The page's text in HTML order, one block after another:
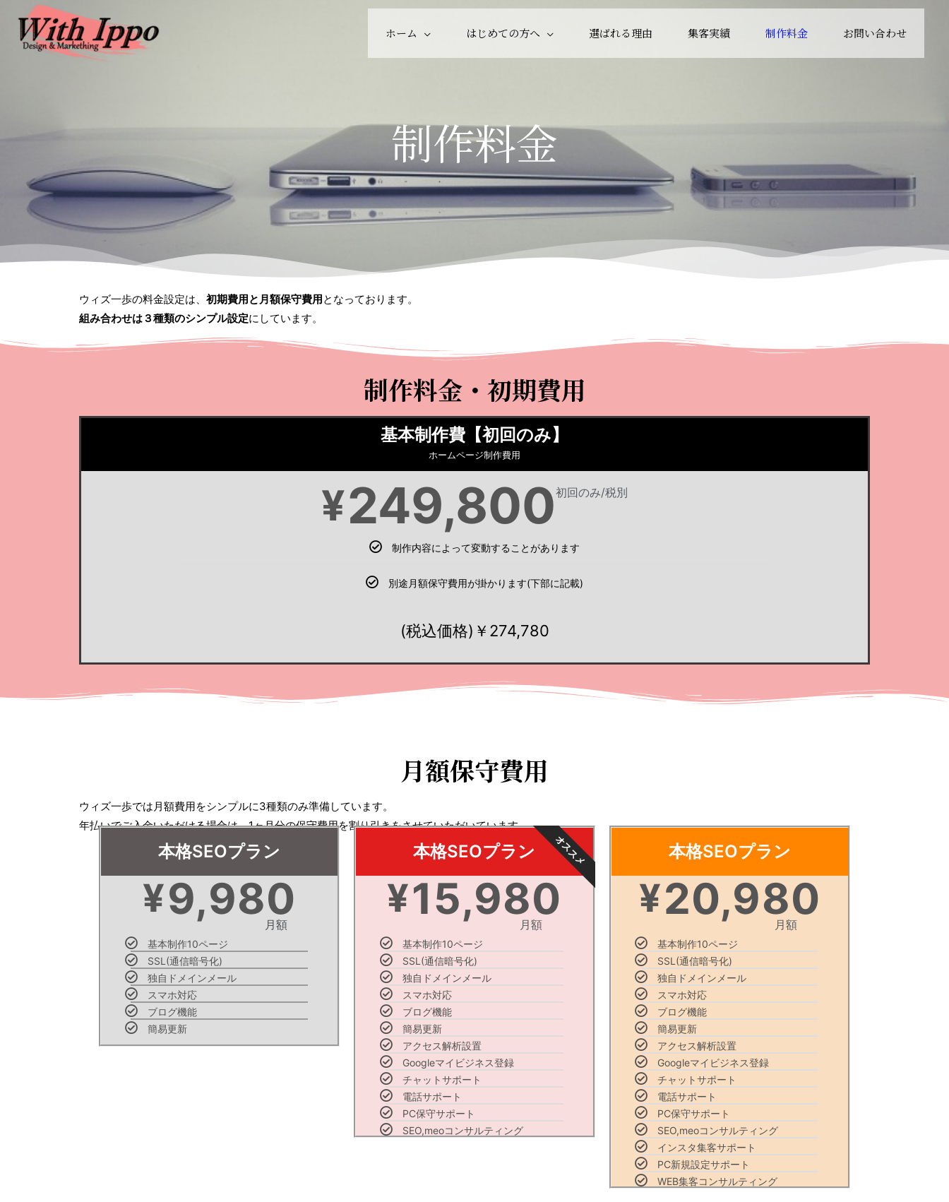
ホーム はじめての方へ 選ばれる理由 集客実績 制作料金 お問い合わせ
制作料金
ウィズ一歩の料金設定は、 初期費用と月額保守費用となっております。
組み合わせは３種類のシンプル設定にしています。
制作料金・初期費用
基本制作費【初回のみ】
ホームページ制作費用
¥249,800初回のみ/税別
制作内容によって変動することがあります
別途月額保守費用が掛かります(下部に記載)
(税込価格)￥274,780‬
月額保守費用
ウィズ一歩では月額費用をシンプルに3種類のみ準備しています。
年払いでご入金いただける場合は、1ヶ月分の保守費用を割り引きをさせていただいています。
本格SEOプラン
¥9,980
月額
基本制作10ページ
SSL(通信暗号化)
独自ドメインメール
スマホ対応
ブログ機能
簡易更新
本格SEOプラン
¥15,980
月額
基本制作10ページ
SSL(通信暗号化)
独自ドメインメール
スマホ対応
ブログ機能
簡易更新
アクセス解析設置
Googleマイビジネス登録
チャットサポート
電話サポート
PC保守サポート
SEO,meoコンサルティング
オススメ 本格SEOプラン
¥20,980
月額
基本制作10ページ
SSL(通信暗号化)
独自ドメインメール
スマホ対応
ブログ機能
簡易更新
アクセス解析設置
Googleマイビジネス登録
チャットサポート
電話サポート
PC保守サポート
SEO,meoコンサルティング
インスタ集客サポート
PC新規設定サポート
WEB集客コンサルティング